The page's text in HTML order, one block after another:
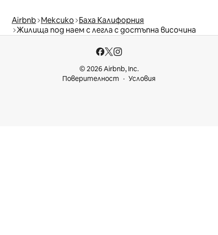
Airbnb Мексико Баха Калифорния
Жилища под наем с легла с достъпна височина
© 2026 Airbnb, Inc.
Поверителност
Условия